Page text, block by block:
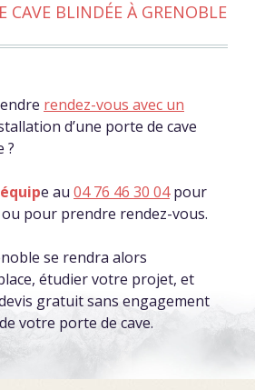
CAVE BLINDÉE À GRENOBLE
rendez-vous avec un
d’une porte de cave
?
e au 04 76 46 30 04pour
pour prendre rendez-vous.
se rendra alors
étudier votre projet, et
gratuit sans engagement
votre porte de cave.